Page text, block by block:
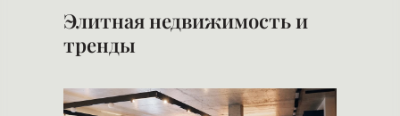
Элитная недвижимость и
тренды